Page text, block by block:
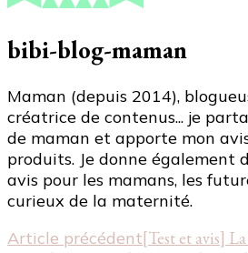
bibi-blog-maman
Maman (depuis 2014),
créatrice de contenus... je
de maman et apporte mon
produits. Je donne également
avis pour les mamans, les
curieux de la maternité.
Navigation
Article précédent[Test et avis]